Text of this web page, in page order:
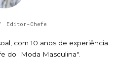
Editor-Chefe
com 10 anos de experiência
do "Moda Masculina".